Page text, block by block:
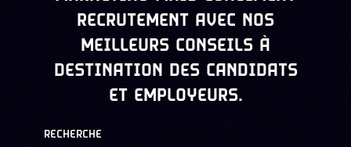
RECRUTEMENT AVEC NOS
MEILLEURS CONSEILS À
DESTINATION DES CANDIDATS
ET EMPLOYEURS.
RECHERCHE